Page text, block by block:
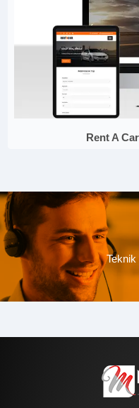
Rent A
Teknik